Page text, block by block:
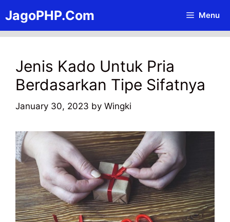
to
content
JagoPHP.Com Menu
Jenis Kado Untuk Pria
Berdasarkan Tipe Sifatnya
January 30, 2023 by Wingki